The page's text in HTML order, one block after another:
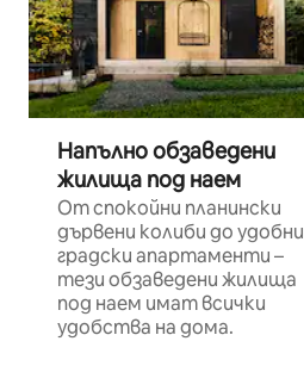
Напълно обзаведени
жилища под наем
От спокойни планински
дървени колиби до удобни
градски апартаменти –
тези обзаведени жилища
под наем имат всички
удобства на дома.